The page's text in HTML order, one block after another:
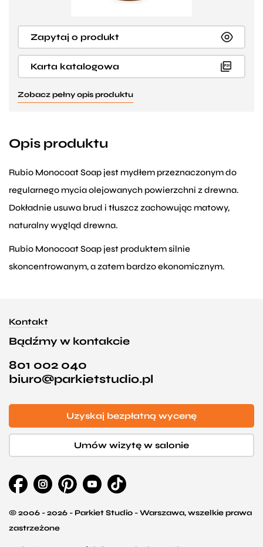
Zapytaj o produkt
Karta katalogowa
Zobacz pełny opis produktu
Opis produktu
Rubio Monocoat Soap jest mydłem przeznaczonym do
regularnego mycia olejowanych powierzchni z drewna.
Dokładnie usuwa brud i tłuszcz zachowując matowy,
naturalny wygląd drewna.
Rubio Monocoat Soap jest produktem silnie
skoncentrowanym, a zatem bardzo ekonomicznym.
Kontakt
Bądźmy w kontakcie
801 002 040
biuro@parkietstudio.pl
Uzyskaj bezpłatną wycenę
Umów wizytę w salonie
© 2006 - 2026 - Parkiet Studio - Warszawa, wszelkie prawa
zastrzeżone